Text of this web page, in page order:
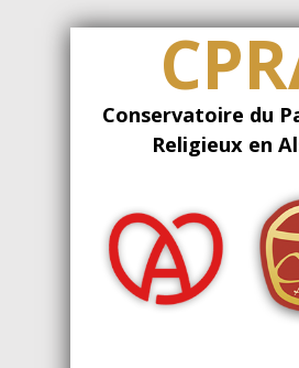
Conservatoire du
Religieux en